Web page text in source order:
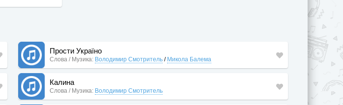
Прости Україно
Слова / Музика: Володимир Смотритель / Микола Балема
Калина
Слова / Музика: Володимир Смотритель